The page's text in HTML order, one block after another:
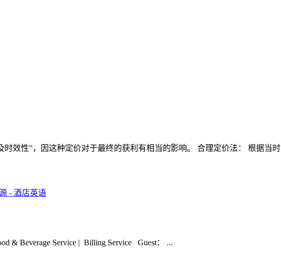
效性”，因这种定价对于最终的获利有相当的影响。 合理定价法： 根据当
& Beverage Service | Billing Service Guest： ...